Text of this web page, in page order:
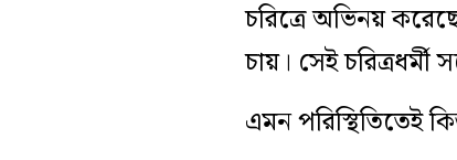
চরিত্রে অভিনয়
চায়। সেই
এমন পরিস্থিতিতেই